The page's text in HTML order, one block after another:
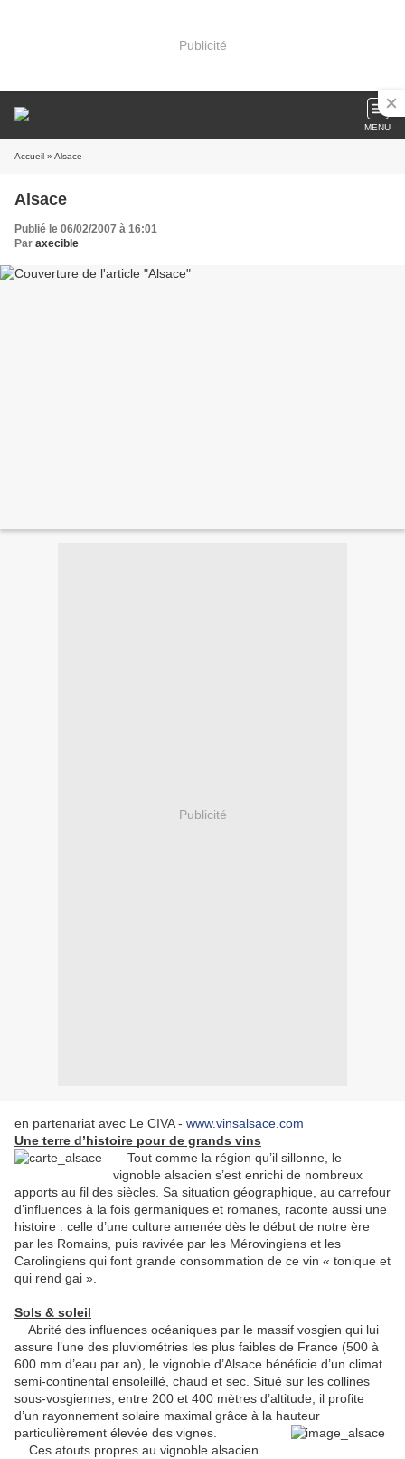
Publicité
MENU
Accueil » Alsace
Alsace
Publié le 06/02/2007 à 16:01
Par axecible
Publicité
en partenariat avec Le CIVA - www.vinsalsace.com
Une terre d’histoire pour de grands vins
Tout comme la région qu’il sillonne, le
vignoble alsacien s’est enrichi de nombreux
apports au fil des siècles. Sa situation géographique, au carrefour
d’influences à la fois germaniques et romanes, raconte aussi une
histoire : celle d’une culture amenée dès le début de notre ère
par les Romains, puis ravivée par les Mérovingiens et les
Carolingiens qui font grande consommation de ce vin « tonique et
qui rend gai ».
Sols & soleil
Abrité des influences océaniques par le massif vosgien qui lui
assure l’une des pluviométries les plus faibles de France (500 à
600 mm d’eau par an), le vignoble d’Alsace bénéficie d’un climat
semi-continental ensoleillé, chaud et sec. Situé sur les collines
sous-vosgiennes, entre 200 et 400 mètres d’altitude, il profite
d’un rayonnement solaire maximal grâce à la hauteur
particulièrement élevée des vignes.
Ces atouts propres au vignoble alsacien